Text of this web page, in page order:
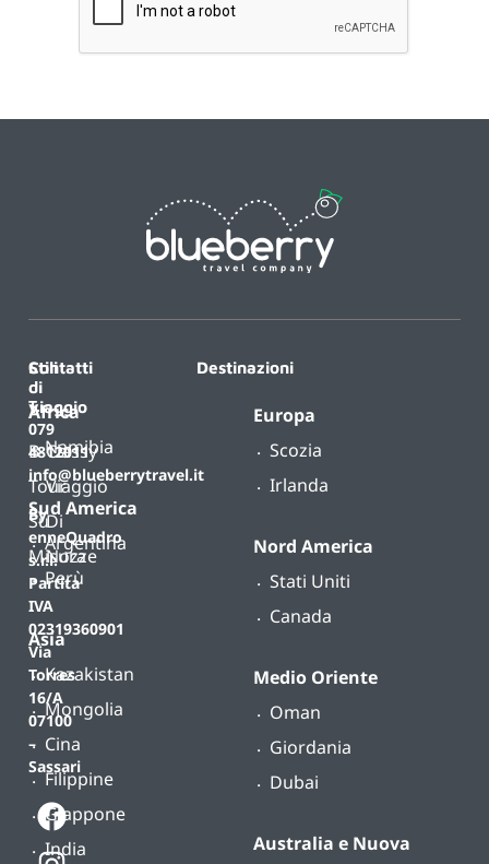
Contatti
T.
079
4812011
info@blueberrytravel.it
By
enneQuadro
s.r.l.
Partita
IVA
02319360901
Via
Torres
16/A
07100
–
Sassari
Destinazioni
Africa
Namibia
Sud America
Argentina
Perù
Asia
Kazakistan
Mongolia
Cina
Filippine
Giappone
India
Europa
Scozia
Irlanda
Nord America
Stati Uniti
Canada
Medio Oriente
Oman
Giordania
Dubai
Australia e Nuova
Stili
di
viaggio
B-
Tour
Su
Misura
Classy
Viaggio
Di
Nozze